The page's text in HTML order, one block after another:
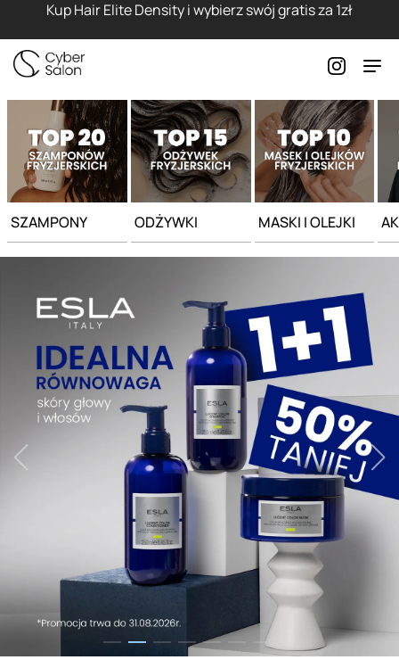
Kup Hair Elite Density i wybierz swój gratis za 1zł
SZAMPONY ODŻYWKI MASKI I OLEJKI
Strona główna - Cyber Salon